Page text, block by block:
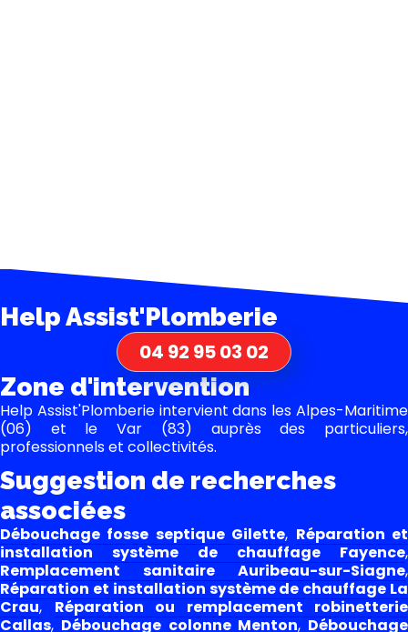
Help Assist'Plomberie
04 92 95 03 02
Zone d'intervention
Help Assist'Plomberie intervient dans les Alpes-Maritime
(06) et le Var (83) auprès des particuliers,
professionnels et collectivités.
Suggestion de recherches
associées
Débouchage fosse septique Gilette, Réparation et
installation système de chauffage Fayence,
Remplacement sanitaire Auribeau-sur-Siagne,
Réparation et installation système de chauffage La
Crau, Réparation ou remplacement robinetterie
Callas, Débouchage colonne Menton, Débouchage